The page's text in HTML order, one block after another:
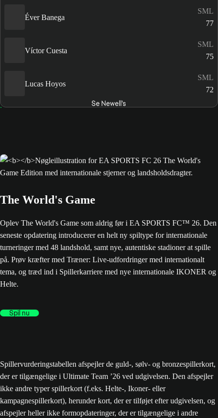
Éver Banega
SML
77
Víctor Cuesta
SML
75
Lucas Hoyos
SML
72
Se Newell's
The World's Game
Oplev The World's Game som aldrig før i EA SPORTS FC™ 26. Den
seneste opdatering introducerer en helt ny spiltype for internationale
turneringer med 48 landshold, samt nye, autentiske stadioner at spille
på. Prøv kræfter med Træner: Live-udfordringer med internationalt
tema, og træd ind i Spillerkarriere med nye internationale IKONER og
Helte.
Spil nu
Spillervurderingstabellen afspejler de guld-, sølv- og bronzespillerkort,
der er tilgængelige i Ultimate Team ’26 ved udgivelsen. Den afspejler
ikke andre typer spillerkort (f.eks. Helte-, Ikoner- eller
kampagnespillerkort), herunder kort, der er tilføjet efter udgivelsen, og
afspejler heller ikke formopdateringer, der er tilgængelige i andre